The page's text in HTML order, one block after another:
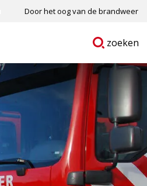
Door het oog van de brandweer
Ga
zoeken